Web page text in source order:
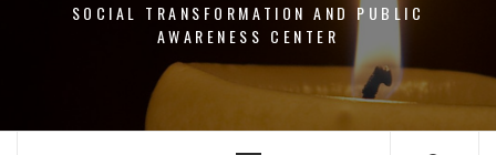
SOCIAL TRANSFORMATION AND PUBLIC
AWARENESS CENTER